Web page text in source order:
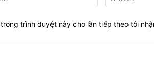
trình duyệt này cho lần tiếp theo tôi